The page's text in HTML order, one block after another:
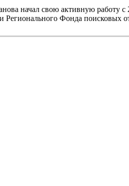
начал свою активную работу с
Фонда поисковых